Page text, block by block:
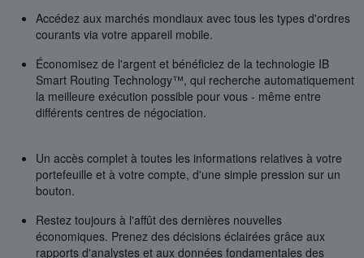
Accédez aux marchés mondiaux avec tous les types d'ordres
courants via votre appareil mobile.
Économisez de l'argent et bénéficiez de la technologie IB
Smart Routing Technology™, qui recherche automatiquement
la meilleure exécution possible pour vous - même entre
différents centres de négociation.
Un accès complet à toutes les informations relatives à votre
portefeuille et à votre compte, d'une simple pression sur un
bouton.
Restez toujours à l'affût des dernières nouvelles
économiques. Prenez des décisions éclairées grâce aux
rapports d'analystes et aux données fondamentales des